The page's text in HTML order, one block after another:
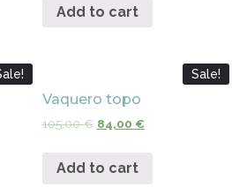
Add to cart
Sale!
Vaquero topo
105,00€ 84,00 €
Add to cart